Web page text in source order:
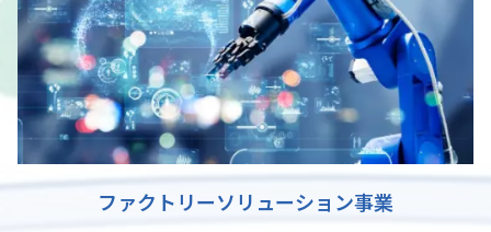
ファクトリーソリューション事業